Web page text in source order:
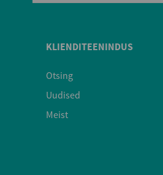
KLIENDITEENINDUS
Otsing
Uudised
Meist